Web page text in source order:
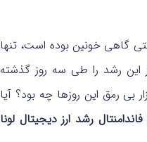
گاهی خونین بوده است، تنها
اگر این رشد را طی سه روز گذشته
در بازار بی رمق این روزها چه بود؟ آیا
رشد ارز دیجیتال لونا